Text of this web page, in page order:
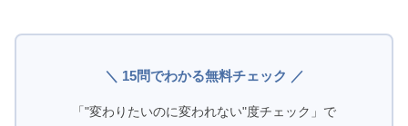
＼ 15問でわかる無料チェック ／
「"変わりたいのに変われない"度チェック」で